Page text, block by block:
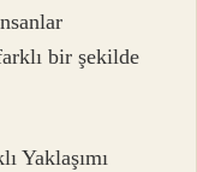
bir şekilde
Yaklaşımı